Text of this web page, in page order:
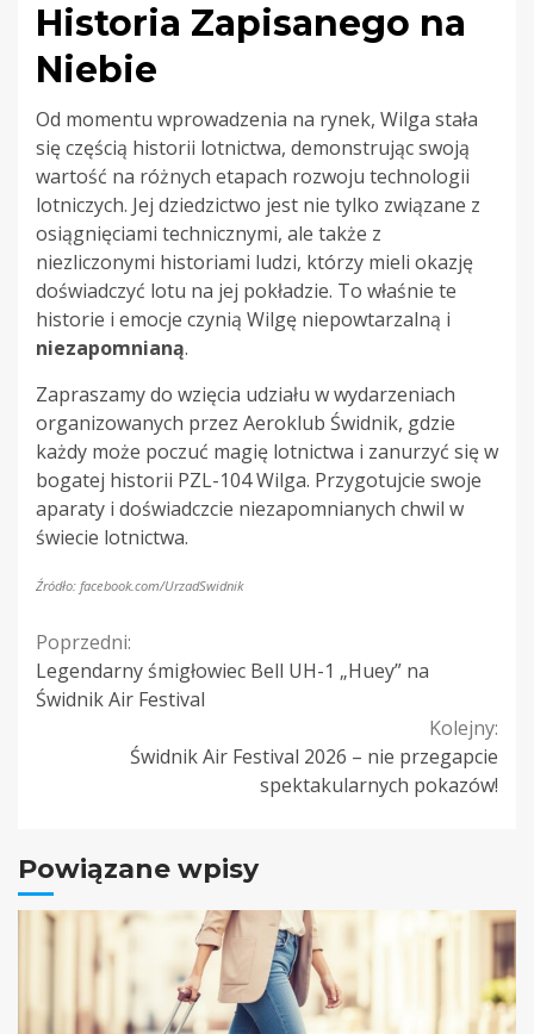
Historia Zapisanego na
Niebie
Od momentu wprowadzenia na rynek, Wilga stała
się częścią historii lotnictwa, demonstrując swoją
wartość na różnych etapach rozwoju technologii
lotniczych. Jej dziedzictwo jest nie tylko związane z
osiągnięciami technicznymi, ale także z
niezliczonymi historiami ludzi, którzy mieli okazję
doświadczyć lotu na jej pokładzie. To właśnie te
historie i emocje czynią Wilgę niepowtarzalną i
niezapomnianą.
Zapraszamy do wzięcia udziału w wydarzeniach
organizowanych przez Aeroklub Świdnik, gdzie
każdy może poczuć magię lotnictwa i zanurzyć się w
bogatej historii PZL-104 Wilga. Przygotujcie swoje
aparaty i doświadczcie niezapomnianych chwil w
świecie lotnictwa.
Źródło: facebook.com/UrzadSwidnik
Continue
Reading
Poprzedni:
Legendarny śmigłowiec Bell UH-1 „Huey” na
Świdnik Air Festival
Kolejny:
Świdnik Air Festival 2026 – nie przegapcie
spektakularnych pokazów!
Powiązane wpisy